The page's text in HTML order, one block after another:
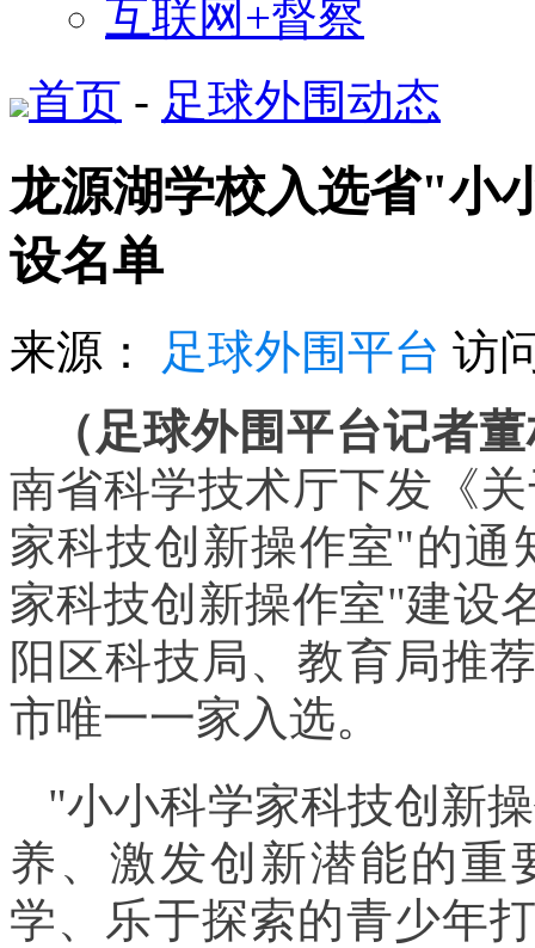
互联网+督察
首页 - 足球外围动态
龙源湖学校入选省"小
设名单
来源： 足球外围平台 访
（足球外围平台记者
南省科学技术厅下发《
家科技创新操作室"的通
家科技创新操作室"建设
阳区科技局、教育局推
市唯一一家入选。
"小小科学家科技创新
养、激发创新潜能的重
学、乐于探索的青少年